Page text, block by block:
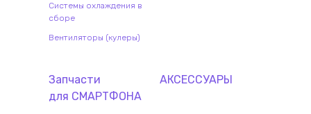
Системы охлаждения в
сборе
Вентиляторы (кулеры)
Запчасти
для СМАРТФОНА
АКСЕССУАРЫ